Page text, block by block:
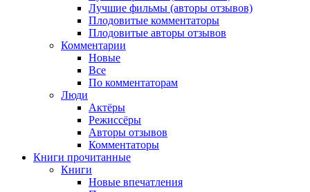
Лучшие фильмы (авторы отзывов)
Плодовитые комментаторы
Плодовитые авторы отзывов
Комментарии
Новые
Все
По комментаторам
Люди
Актёры
Режиссёры
Авторы отзывов
Комментаторы
Книги прочитанные
Книги
Новые впечатления